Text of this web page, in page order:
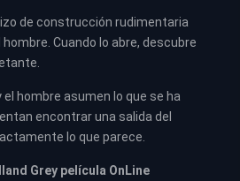
de construcción rudimentaria
Cuando lo abre, descubre
el hombre asumen lo que se ha
encontrar una salida del
lo que parece.
Grey película OnLine